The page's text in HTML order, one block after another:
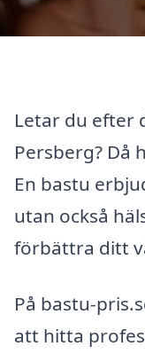
Letar du efter
Persberg? Då
En bastu
utan också
förbättra ditt
På bastu-
att hitta